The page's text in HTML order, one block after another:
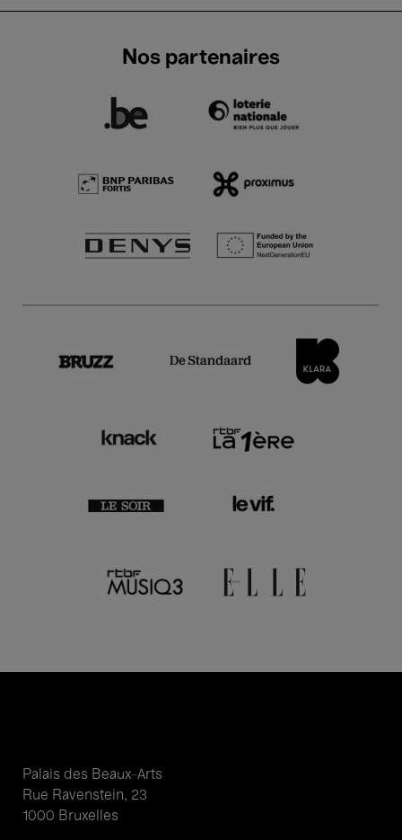
Nos partenaires
Palais des Beaux-Arts
Rue Ravenstein, 23
1000 Bruxelles